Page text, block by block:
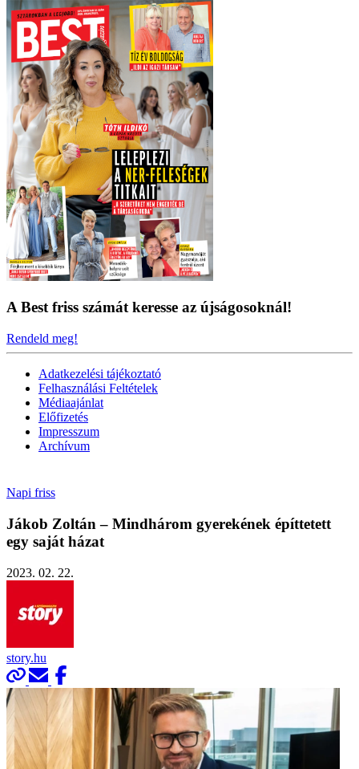
A Best friss számát keresse az újságosoknál!
Rendeld meg!
Adatkezelési tájékoztató
Felhasználási Feltételek
Médiaajánlat
Előfizetés
Impresszum
Archívum
Napi friss
Jákob Zoltán – Mindhárom gyerekének építtetett
egy saját házat
2023. 02. 22.
story.hu